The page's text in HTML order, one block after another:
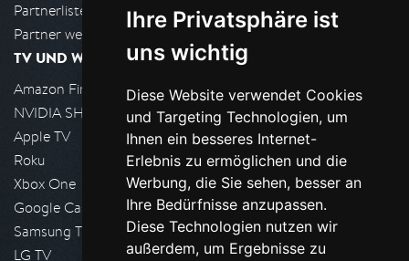
Ihre Privatsphäre ist
uns wichtig
Diese Website verwendet Cookies
und Targeting Technologien, um
Ihnen ein besseres Internet-
Erlebnis zu ermöglichen und die
Werbung, die Sie sehen, besser an
Ihre Bedürfnisse anzupassen.
Diese Technologien nutzen wir
außerdem, um Ergebnisse zu
Partnerliste
Partner werden
TV UND WOHNZIMMER
Amazon FireTV
NVIDIA SHIELD, Google TV
Apple TV
Roku
Xbox One
Google Cast
Samsung TV
LG TV